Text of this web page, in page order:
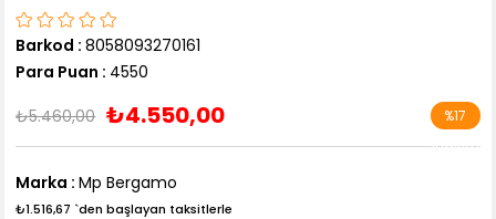
Barkod : 8058093270161
Para Puan : 4550
₺5.460,00 ₺4.550,00 %17
İndirim
Marka : Mp Bergamo
₺1.516,67 `den başlayan taksitlerle